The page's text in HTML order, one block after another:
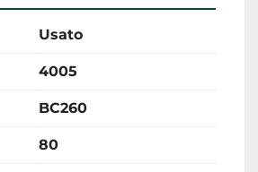
Usato
4005
BC260
80